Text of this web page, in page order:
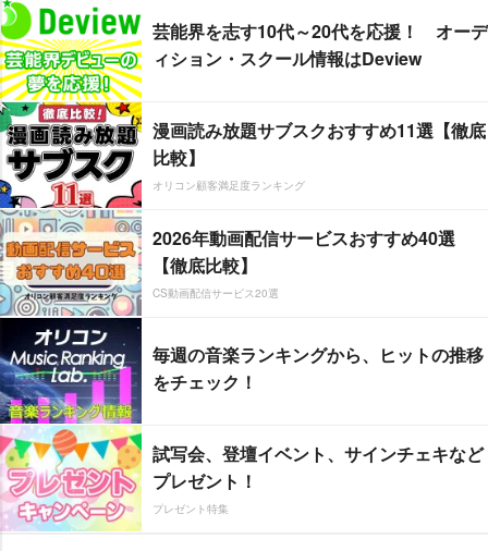
芸能界を志す10代～20代を応援！ オーデ
ィション・スクール情報はDeview
漫画読み放題サブスクおすすめ11選【徹底
比較】
オリコン顧客満足度ランキング
2026年動画配信サービスおすすめ40選
【徹底比較】
CS動画配信サービス20選
毎週の音楽ランキングから、ヒットの推移
をチェック！
試写会、登壇イベント、サインチェキなど
プレゼント！
プレゼント特集